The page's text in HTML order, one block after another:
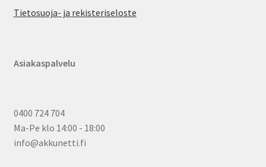
Tietosuoja- ja rekisteriseloste
Asiakaspalvelu
0400 724 704
Ma-Pe klo 14:00 - 18:00
info@akkunetti.fi